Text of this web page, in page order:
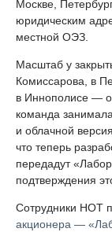
Москве,
юридическим
местной ОЭЗ.
Масштаб у
Комиссарова, в
в Иннополисе —
команда
и облачной
что теперь
передадут
подтверждения
Сотрудники НОТ
акционера —